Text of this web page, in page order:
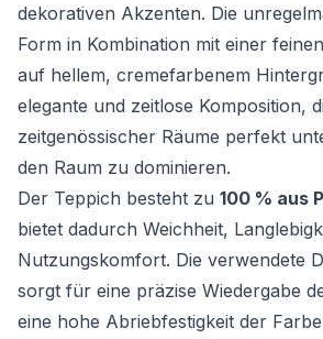
dekorativen Akzenten. Die
Form in Kombination mit einer
auf hellem, cremefarbenem
elegante und zeitlose Komposition,
zeitgenössischer Räume perfekt
den Raum zu dominieren.
Der Teppich besteht zu 100 % aus
bietet dadurch Weichheit,
Nutzungskomfort. Die verwendete
sorgt für eine präzise Wiedergabe
eine hohe Abriebfestigkeit der